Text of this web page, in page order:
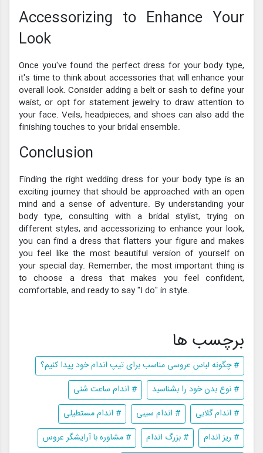
Accessorizing to Enhance Your
Look
Once you've found the perfect dress for your body type,
it's time to think about accessories that will enhance your
overall look. Consider adding a belt or sash to define your
waist, or opt for statement jewelry to draw attention to
your face. Veils, headpieces, and shoes can also add the
finishing touches to your bridal ensemble.
Conclusion
Finding the right wedding dress for your body type is an
exciting journey that should be approached with an open
mind and a sense of adventure. By understanding your
body type, consulting with a bridal stylist, trying on
different styles, and accessorizing to enhance your look,
you can find a dress that flatters your figure and makes
you feel like the most beautiful version of yourself on
your special day. Remember, the most important thing is
to choose a dress that makes you feel confident,
comfortable, and ready to say "I do" in style.
برچسب ها
# چگونه لباس عروسی مناسب برای تیپ اندام خود پیدا کنیم؟
# نوع بدن خود را بشناسید
# اندام ساعت شنی
# اندام گلابی
# اندام سیبی
# اندام مستطیلی
# ریز اندام
# بزرگ اندام # مشاوره با آرایشگر عروس